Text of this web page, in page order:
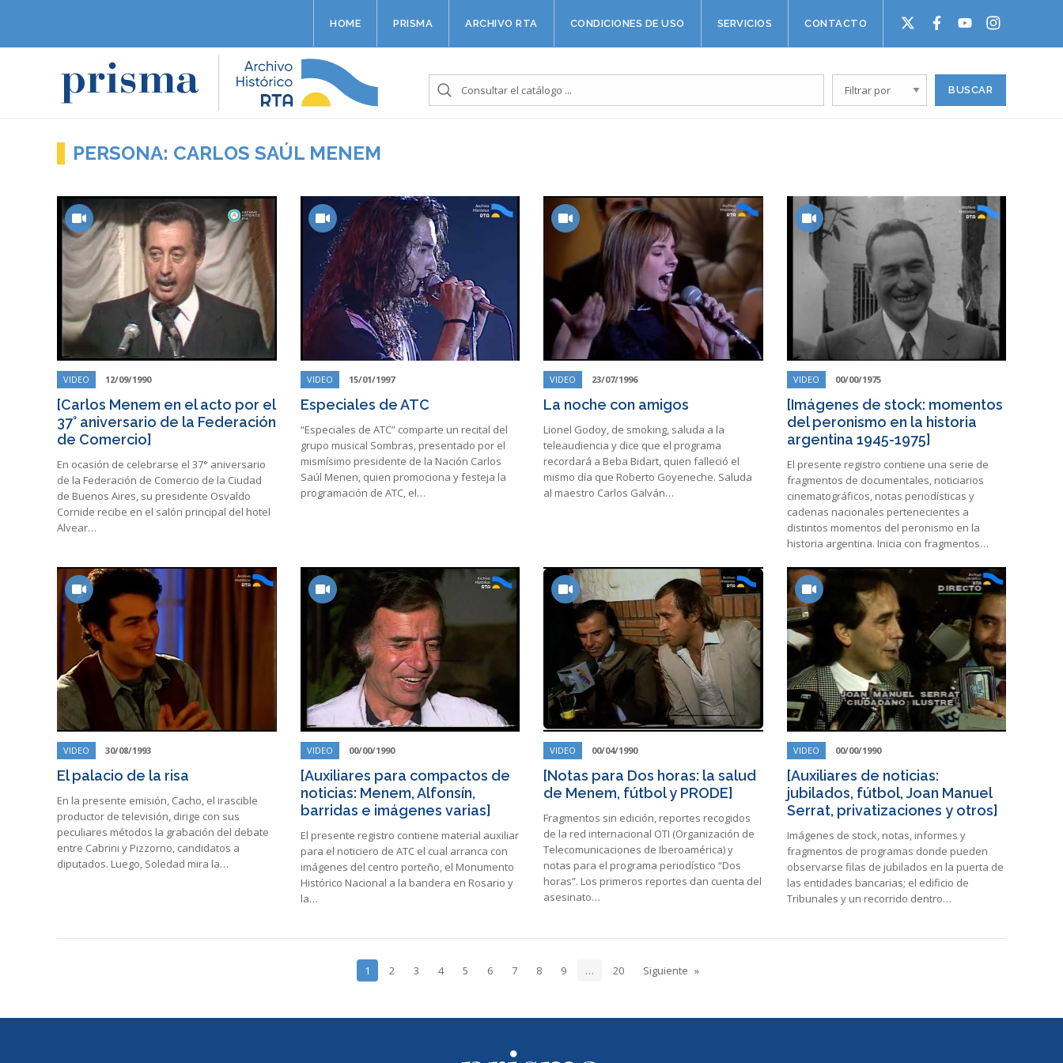
HOME PRISMA ARCHIVO RTA CONDICIONES DE USO SERVICIOS CONTACTO
PERSONA: CARLOS SAÚL MENEM
VIDEO 12/09/1990
[Carlos Menem en el acto por el
37° aniversario de la Federación
de Comercio]
En ocasión de celebrarse el 37° aniversario
de la Federación de Comercio de la Ciudad
de Buenos Aires, su presidente Osvaldo
Cornide recibe en el salón principal del hotel
Alvear…
VIDEO 15/01/1997
Especiales de ATC
“Especiales de ATC” comparte un recital del
grupo musical Sombras, presentado por el
mismísimo presidente de la Nación Carlos
Saúl Menen, quien promociona y festeja la
programación de ATC, el…
VIDEO 23/07/1996
La noche con amigos
Lionel Godoy, de smoking, saluda a la
teleaudiencia y dice que el programa
recordará a Beba Bidart, quien falleció el
mismo día que Roberto Goyeneche. Saluda
al maestro Carlos Galván…
VIDEO 00/00/1975
[Imágenes de stock: momentos
del peronismo en la historia
argentina 1945-1975]
El presente registro contiene una serie de
fragmentos de documentales, noticiarios
cinematográficos, notas periodísticas y
cadenas nacionales pertenecientes a
distintos momentos del peronismo en la
historia argentina. Inicia con fragmentos…
VIDEO 30/08/1993
El palacio de la risa
En la presente emisión, Cacho, el irascible
productor de televisión, dirige con sus
peculiares métodos la grabación del debate
entre Cabrini y Pizzorno, candidatos a
diputados. Luego, Soledad mira la…
VIDEO 00/00/1990
[Auxiliares para compactos de
noticias: Menem, Alfonsín,
barridas e imágenes varias]
El presente registro contiene material auxiliar
para el noticiero de ATC el cual arranca con
imágenes del centro porteño, el Monumento
Histórico Nacional a la bandera en Rosario y
la…
VIDEO 00/04/1990
[Notas para Dos horas: la salud
de Menem, fútbol y PRODE]
Fragmentos sin edición, reportes recogidos
de la red internacional OTI (Organización de
Telecomunicaciones de Iberoamérica) y
notas para el programa periodístico “Dos
horas”. Los primeros reportes dan cuenta del
asesinato…
VIDEO 00/00/1990
[Auxiliares de noticias:
jubilados, fútbol, Joan Manuel
Serrat, privatizaciones y otros]
Imágenes de stock, notas, informes y
fragmentos de programas donde pueden
observarse filas de jubilados en la puerta de
las entidades bancarias; el edificio de
Tribunales y un recorrido dentro…
1 2 3 4 5 6 7 8 9 … 20 Siguiente